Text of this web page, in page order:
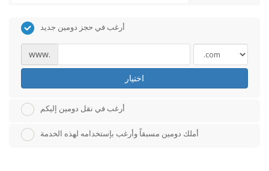
أرغب في حجز دومين جديد
www.
اختيار
أرغب في نقل دومين إليكم
أملك دومين مسبقاً وأرغب بإستخدامه لهذه الخدمة